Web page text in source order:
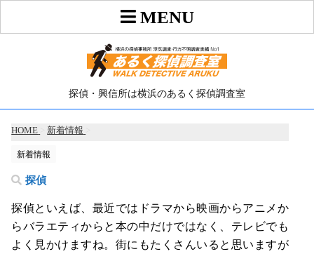
探偵・興信所は横浜のあるく探偵調査室
HOME 新着情報
新着情報
探偵
探偵といえば、最近ではドラマから映画からアニメか
らバラエティからと本の中だけではなく、テレビでも
よく見かけますね。街にもたくさんいると思いますが